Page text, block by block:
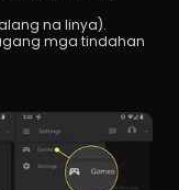
na linya).